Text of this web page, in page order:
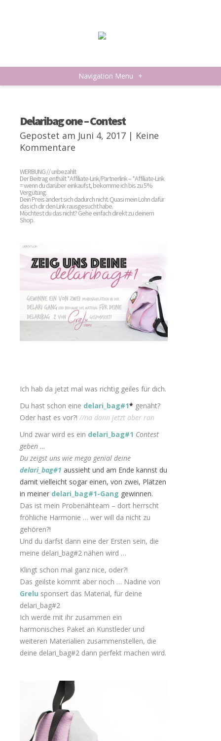
Navigation Menu +
Delaribag one – Contest
Gepostet am Juni 4, 2017 | Keine
Kommentare
WERBUNG // unbezahlt
Der Beitrag enthält *Affiliate-Link/Partnerlink – *Affiliate-Link
= wenn du darüber einkaufst, bekomme ich bis zu 5%
Vergütung.
Dein Preis ändert sich dadurch nicht. Quasi mein Lohn dafür
das ich dir den Link rausgesucht habe.
Möchtest du das nicht? Gehe einfach direkt zu deinem
Shop.
Ich hab da jetzt mal was richtig geiles für dich.
Du hast schon eine delari_bag#1* genäht?
Oder hast es vor?! //na dann jetzt aber ran
Und zwar wird es ein delari_bag#1 Contest
geben …
Du zeigst uns wie mega genial deine
delari_bag#1 aussieht und am Ende kannst du
damit vielleicht sogar einen, von zwei, Plätzen
in meiner delari_bag#1-Gang gewinnen.
Das ist mein Probenähteam – dort herrscht
fröhliche Harmonie … wer will da nicht zu
gehören?!
Und du darfst dann eine der Ersten sein, die
meine delari_bag#2 nähen wird …
Klingt schon mal ganz nice, oder?!
Das geilste kommt aber noch … Nadine von
Grelu sponsert das Material, für deine
delari_bag#2
Ich werde mit ihr zusammen ein
harmonisches Paket an Kunstleder und
weiteren Materialien zusammenstellen, die
deine delari_bag#2 dann perfekt machen wird.